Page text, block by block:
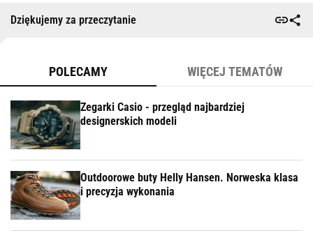
Dziękujemy za przeczytanie
POLECAMY WIĘCEJ TEMATÓW
Zegarki Casio - przegląd najbardziej
designerskich modeli
Outdoorowe buty Helly Hansen. Norweska klasa
i precyzja wykonania